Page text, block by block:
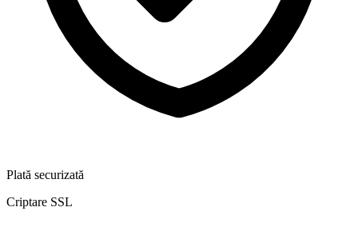
Plată securizată
Criptare SSL